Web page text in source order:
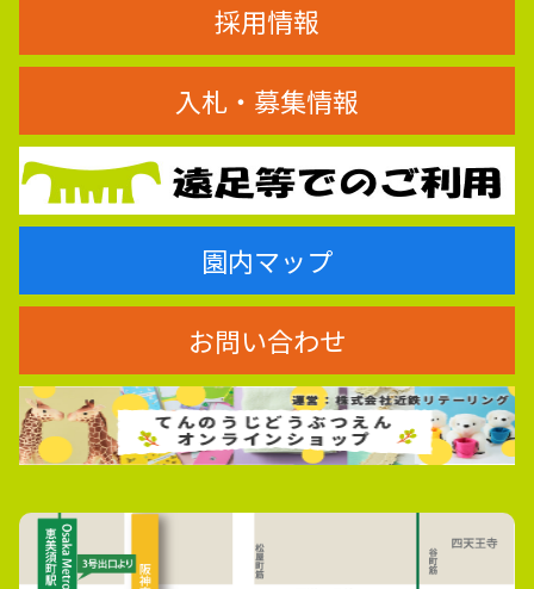
採用情報
入札・募集情報
園内マップ
お問い合わせ